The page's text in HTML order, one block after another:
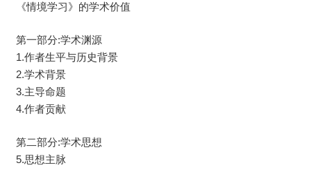
《情境学习》的学术价值
第一部分:学术渊源
1.作者生平与历史背景
2.学术背景
3.主导命题
4.作者贡献
第二部分:学术思想
5.思想主脉